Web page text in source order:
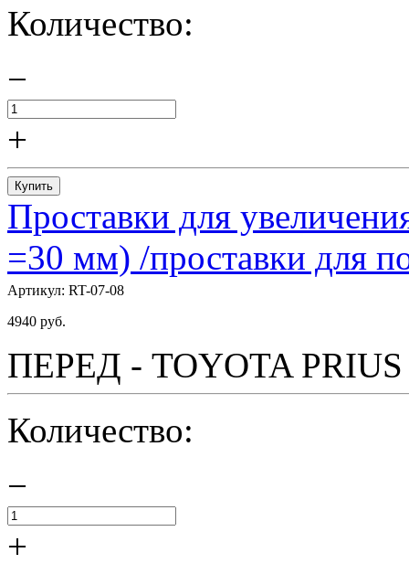
Количество:
−
+
Купить
Проставки для
=30 мм) /проставки для
Артикул: RT-07-08
4940 руб.
ПЕРЕД - TOYOTA PRIUS
Количество:
−
+